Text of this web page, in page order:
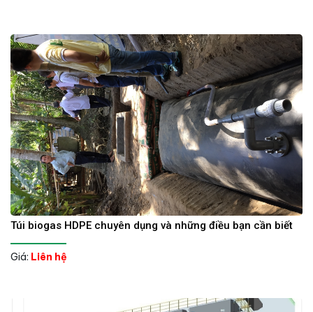
Túi biogas HDPE chuyên dụng và những điều bạn cần biết
Giá: Liên hệ